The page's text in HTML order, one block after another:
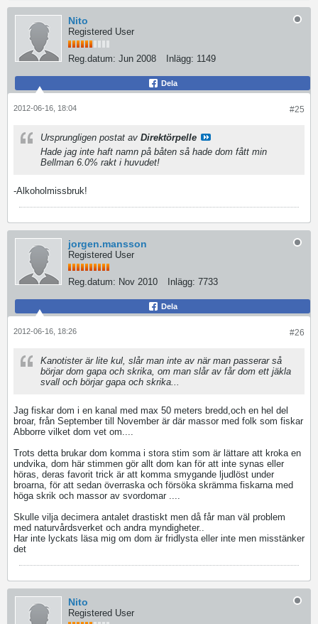
Nito
Registered User
Reg.datum: Jun 2008 Inlägg: 1149
Dela
#25
2012-06-16, 18:04
Ursprungligen postat av Direktörpelle
Hade jag inte haft namn på båten så hade dom fått min
Bellman 6.0% rakt i huvudet!
-Alkoholmissbruk!
jorgen.mansson
Registered User
Reg.datum: Nov 2010 Inlägg: 7733
Dela
#26
2012-06-16, 18:26
Kanotister är lite kul, slår man inte av när man passerar så
börjar dom gapa och skrika, om man slår av får dom ett jäkla
svall och börjar gapa och skrika...
Jag fiskar dom i en kanal med max 50 meters bredd,och en hel del
broar, från September till November är där massor med folk som fiskar
Abborre vilket dom vet om....
Trots detta brukar dom komma i stora stim som är lättare att kroka en
undvika, dom här stimmen gör allt dom kan för att inte synas eller
höras, deras favorit trick är att komma smygande ljudlöst under
broarna, för att sedan överraska och försöka skrämma fiskarna med
höga skrik och massor av svordomar ....
Skulle vilja decimera antalet drastiskt men då får man väl problem
med naturvårdsverket och andra myndigheter..
Har inte lyckats läsa mig om dom är fridlysta eller inte men misstänker
det
Nito
Registered User